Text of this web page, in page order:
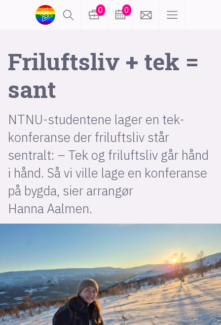
0 0
Friluftsliv + tek =
sant
NTNU-studentene lager en tek-
konferanse der friluftsliv står
sentralt: – Tek og friluftsliv går hånd
i hånd. Så vi ville lage en konferanse
på bygda, sier arrangør
Hanna Aalmen.
lønn
KI
karriere
utdanning sikkerhet
kontor
frontend
backend
apputvikling
devops
design
tilgjengelighet
ukas koder
mørk modus
nyhetsbrev
kode24-klubben